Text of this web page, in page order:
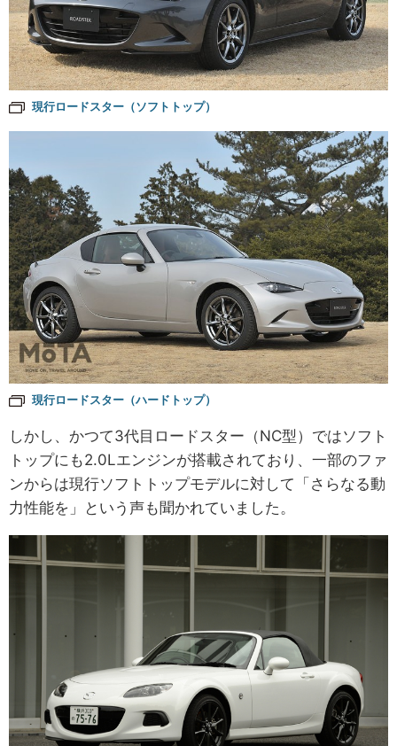
現行ロードスター（ソフトトップ）
現行ロードスター（ハードトップ）
しかし、かつて3代目ロードスター（NC型）ではソフト
トップにも2.0Lエンジンが搭載されており、一部のファ
ンからは現行ソフトトップモデルに対して「さらなる動
力性能を」という声も聞かれていました。